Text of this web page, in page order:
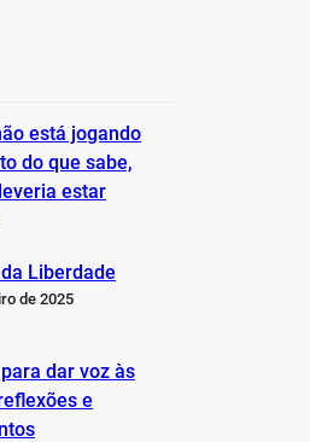
está jogando
do que sabe,
estar
Liberdade
de 2025
dar voz às
e